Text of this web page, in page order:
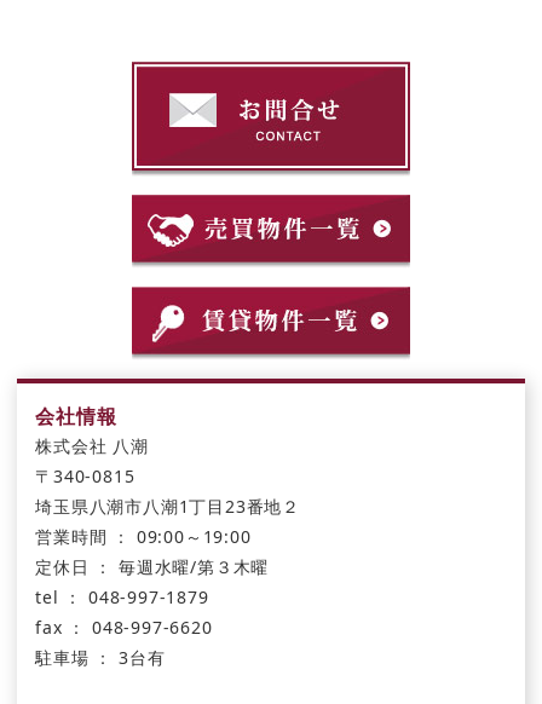
会社情報
株式会社 八潮
〒340-0815
埼玉県八潮市八潮1丁目23番地２
営業時間 ： 09:00～19:00
定休日 ： 毎週水曜/第３木曜
tel ： 048-997-1879
fax ： 048-997-6620
駐車場 ： 3台有